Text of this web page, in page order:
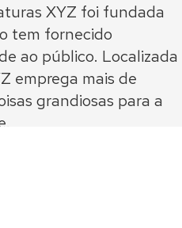
XYZ foi fundada
tem fornecido
ao público. Localizada
emprega mais de
grandiosas para a